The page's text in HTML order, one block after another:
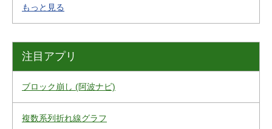
もっと見る
注目アプリ
ブロック崩し (阿波ナビ)
複数系列折れ線グラフ